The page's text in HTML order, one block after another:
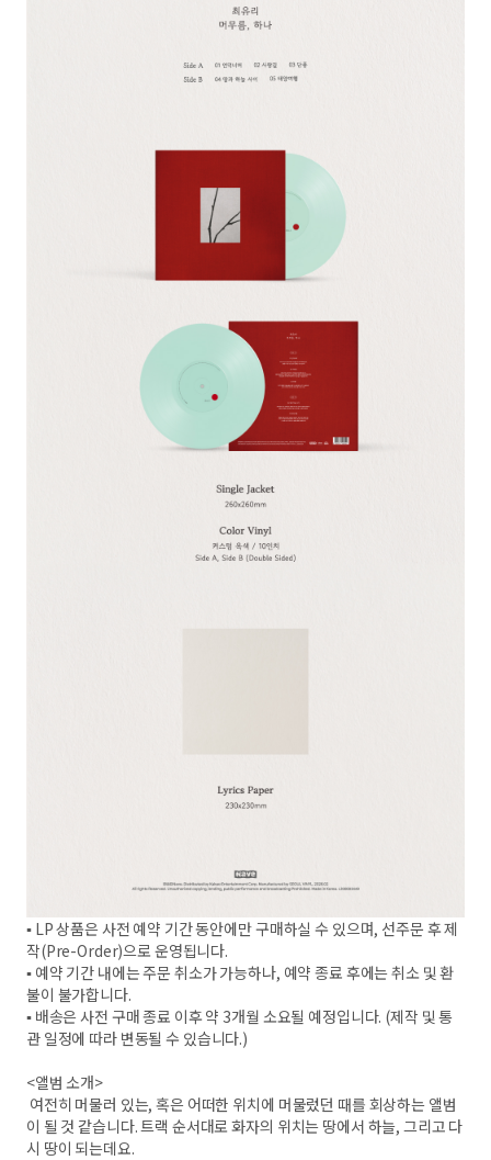
▪︎ LP 상품은 사전 예약 기간 동안에만 구매하실 수 있으며, 선주문 후 제
작(Pre-Order)으로 운영됩니다.
▪︎ 예약 기간 내에는 주문 취소가 가능하나, 예약 종료 후에는 취소 및 환
불이 불가합니다.
▪︎ 배송은 사전 구매 종료 이후 약 3개월 소요될 예정입니다. (제작 및 통
관 일정에 따라 변동될 수 있습니다.)
<앨범 소개>
여전히 머물러 있는, 혹은 어떠한 위치에 머물렀던 때를 회상하는 앨범
이 될 것 같습니다. 트랙 순서대로 화자의 위치는 땅에서 하늘, 그리고 다
시 땅이 되는데요.